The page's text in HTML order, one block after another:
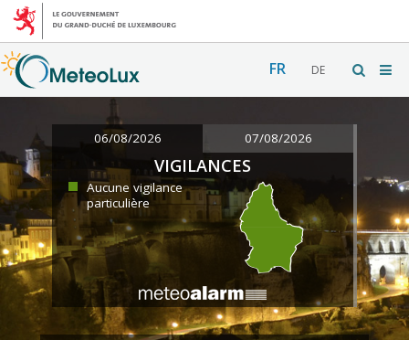
FR DE
06/08/2026 07/08/2026
VIGILANCES
Aucune vigilance
particulière